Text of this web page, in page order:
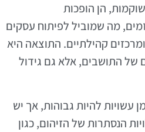
הן הופכות
מה שמוביל לפיתוח עסקים
קהילתיים. התוצאה היא
של התושבים, אלא גם גידול
עשויות להיות גבוהות, אך יש
הנסתרות של הזיהום, כגון